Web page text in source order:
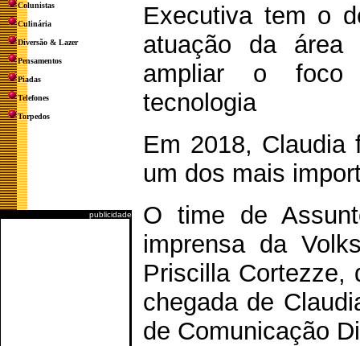
Colunistas
Culinária
Diversão & Lazer
Pensamentos
Piadas
Telefones
Torpedos
publicidade
Executiva tem o
atuação da
ampliar o
tecnologia
Em 2018, Claudia
um dos mais
O time de
imprensa da
Priscilla Cortezze,
chegada de
de Comunicação